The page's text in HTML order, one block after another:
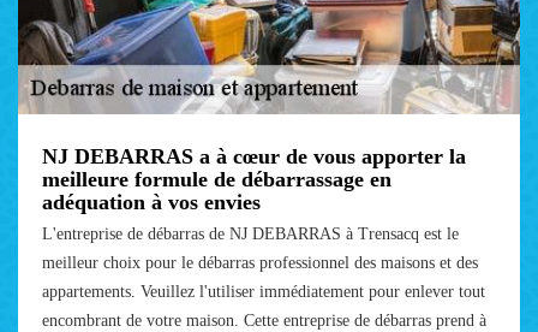
NJ DEBARRAS a à cœur de vous apporter la
meilleure formule de débarrassage en
adéquation à vos envies
L'entreprise de débarras de NJ DEBARRAS à Trensacq est le
meilleur choix pour le débarras professionnel des maisons et des
appartements. Veuillez l'utiliser immédiatement pour enlever tout
encombrant de votre maison. Cette entreprise de débarras prend à